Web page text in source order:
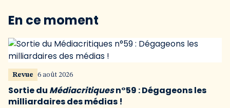
En ce moment
Revue 6 août 2026
Sortie du Médiacritiquesn°59 : Dégageons les
milliardaires des médias !